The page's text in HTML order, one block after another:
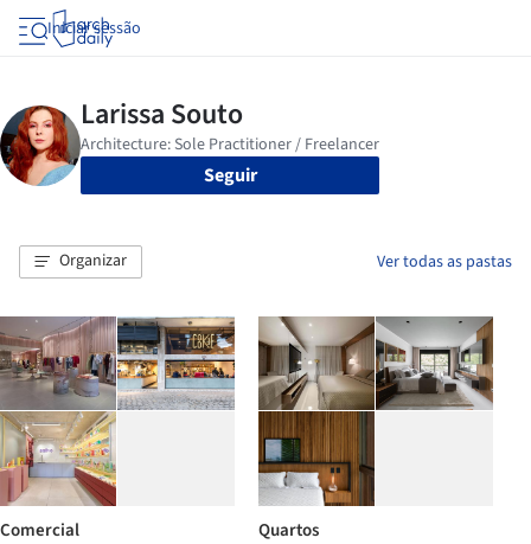
Iniciar sessão
Seguir
Organizar Ver todas as pastas
Comercial Quartos